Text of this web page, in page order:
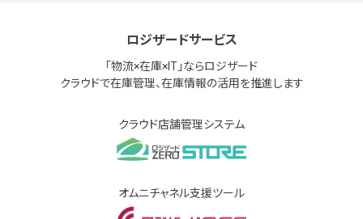
ロジザードサービス
「物流×在庫×IT」ならロジザード
クラウドで在庫管理、在庫情報の活用を推進します
クラウド店舗管理システム
オムニチャネル支援ツール